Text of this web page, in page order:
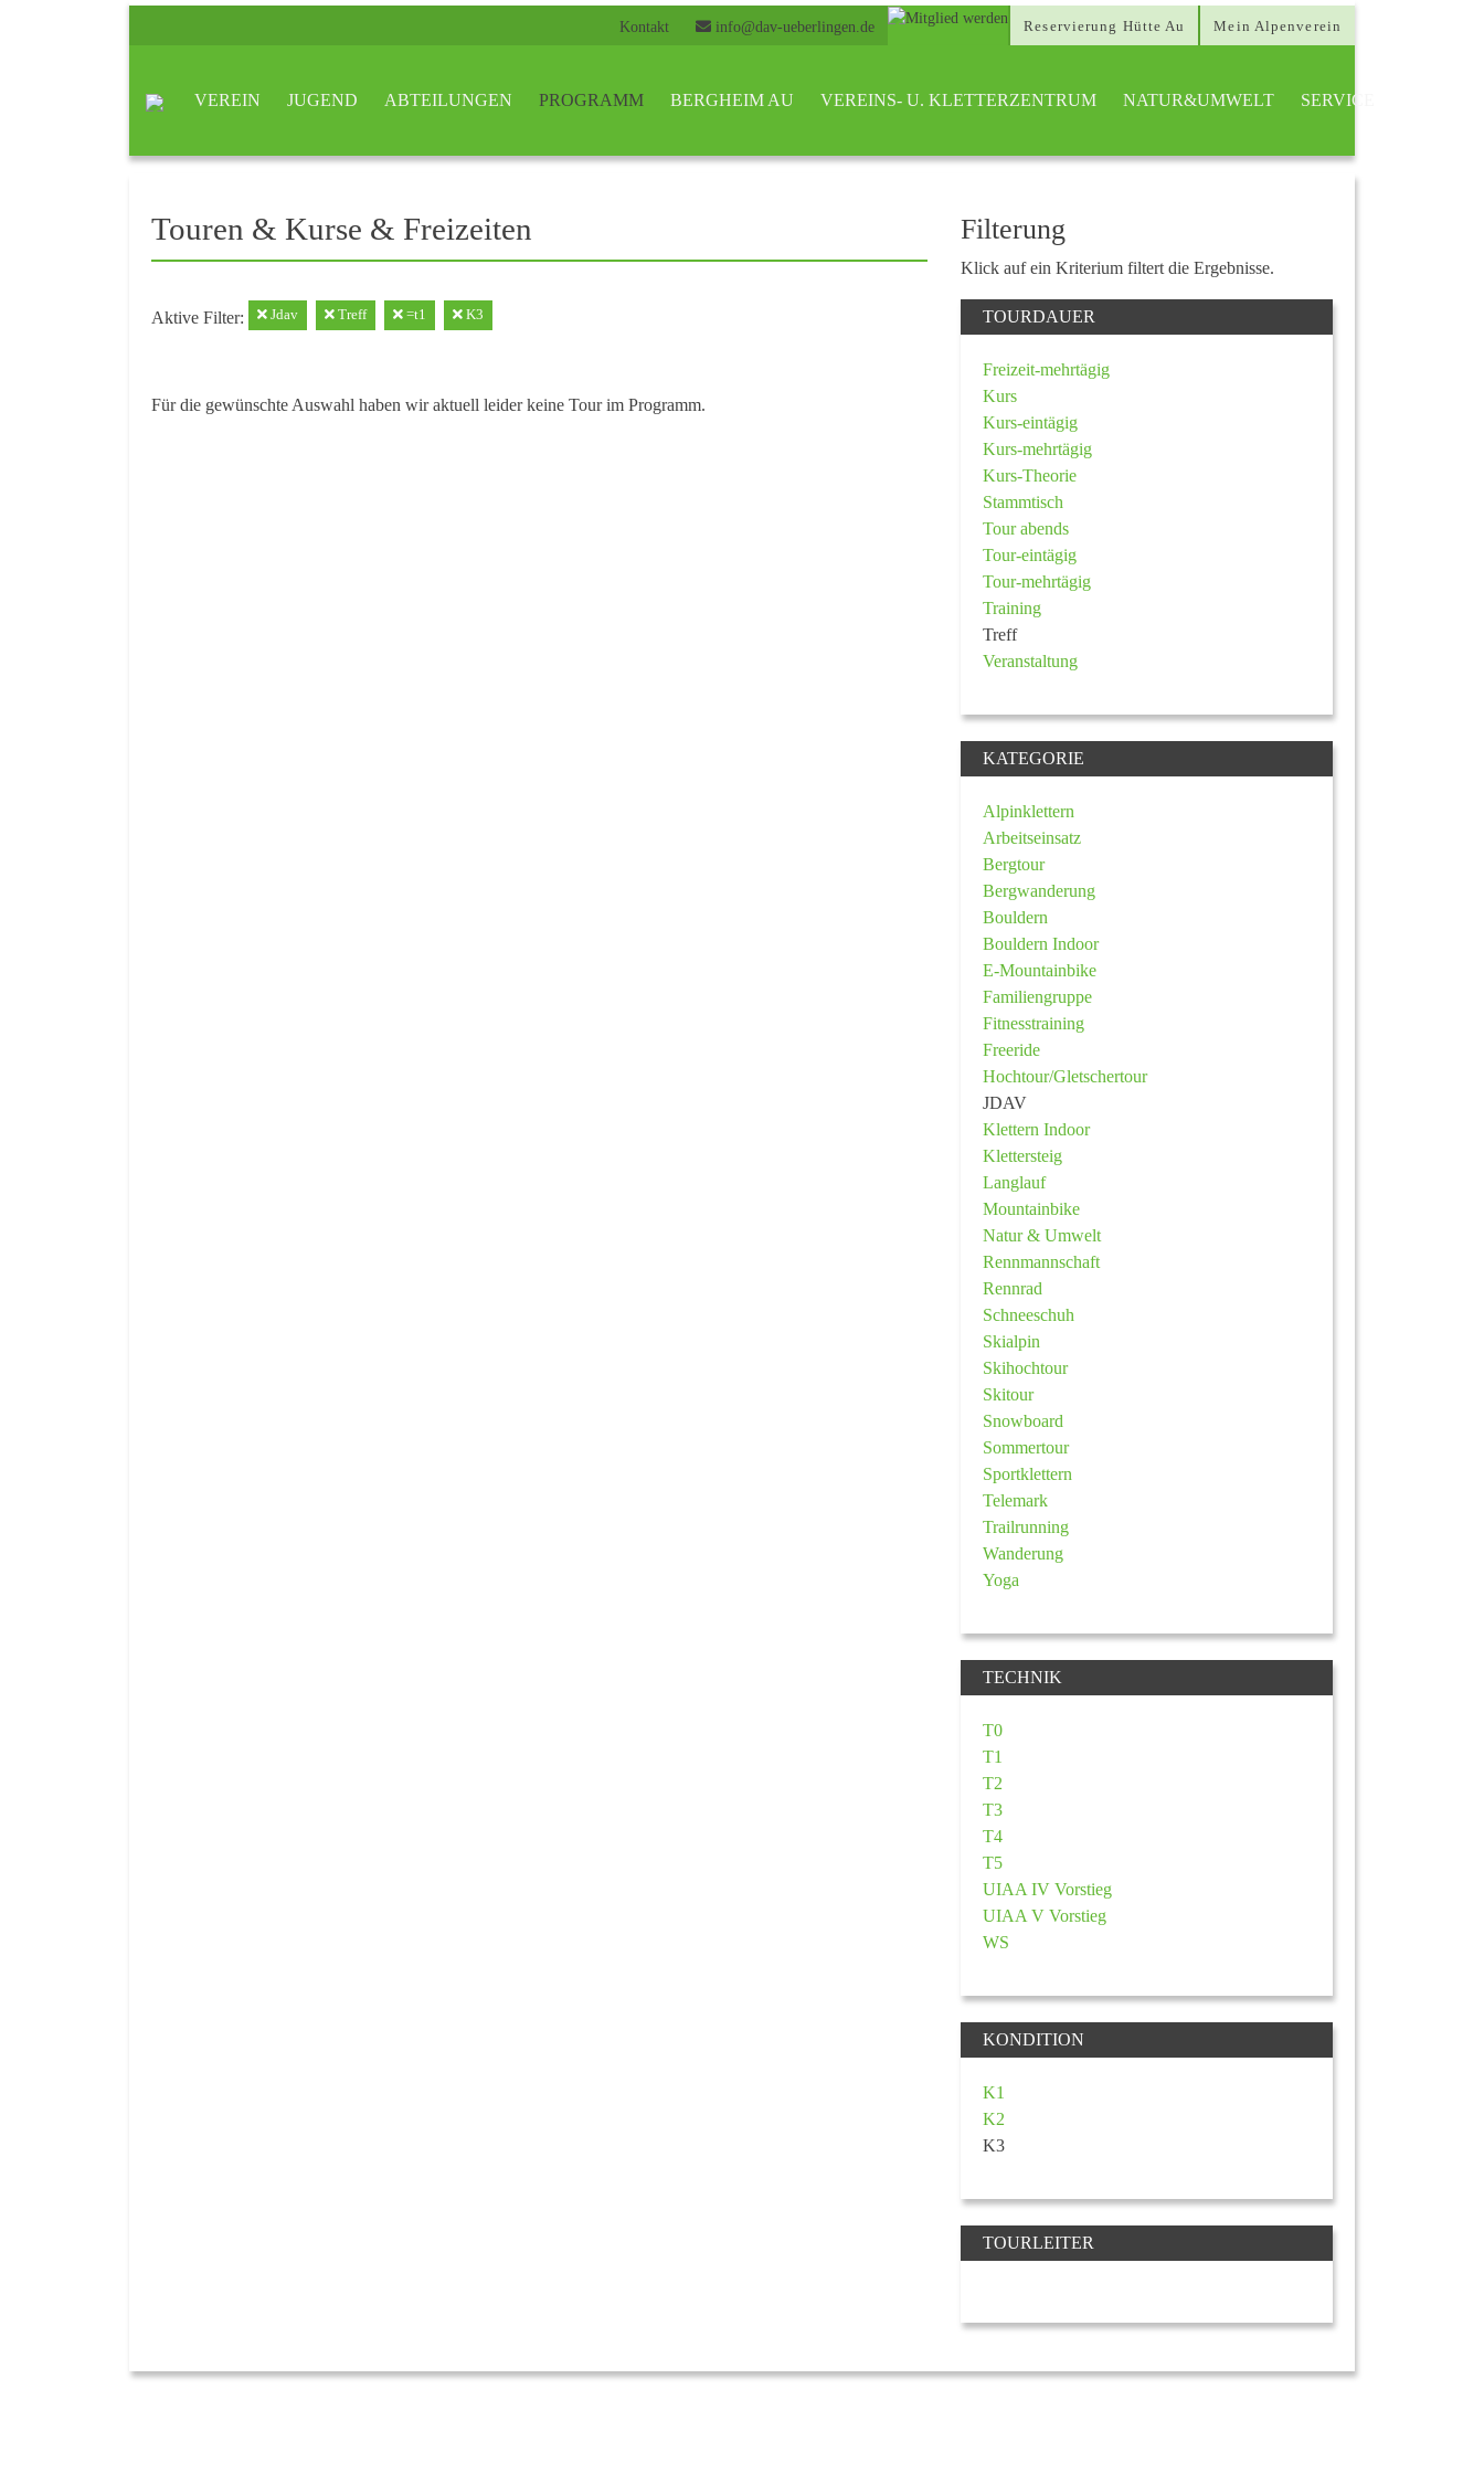
Kontakt info@dav-ueberlingen.de Reservierung Hütte Au Mein Alpenverein
VEREIN JUGEND ABTEILUNGEN PROGRAMM BERGHEIM AU VEREINS- U. KLETTERZENTRUM NATUR&UMWELT SERVICE
Touren & Kurse & Freizeiten
Aktive Filter: Jdav Treff =t1 K3
Für die gewünschte Auswahl haben wir aktuell leider keine Tour im Programm.
Filterung
Klick auf ein Kriterium filtert die Ergebnisse.
TOURDAUER
Freizeit-mehrtägig
Kurs
Kurs-eintägig
Kurs-mehrtägig
Kurs-Theorie
Stammtisch
Tour abends
Tour-eintägig
Tour-mehrtägig
Training
Treff
Veranstaltung
KATEGORIE
Alpinklettern
Arbeitseinsatz
Bergtour
Bergwanderung
Bouldern
Bouldern Indoor
E-Mountainbike
Familiengruppe
Fitnesstraining
Freeride
Hochtour/Gletschertour
JDAV
Klettern Indoor
Klettersteig
Langlauf
Mountainbike
Natur & Umwelt
Rennmannschaft
Rennrad
Schneeschuh
Skialpin
Skihochtour
Skitour
Snowboard
Sommertour
Sportklettern
Telemark
Trailrunning
Wanderung
Yoga
TECHNIK
T0
T1
T2
T3
T4
T5
UIAA IV Vorstieg
UIAA V Vorstieg
WS
KONDITION
K1
K2
K3
TOURLEITER